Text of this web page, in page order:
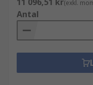
(exkl.
Antal